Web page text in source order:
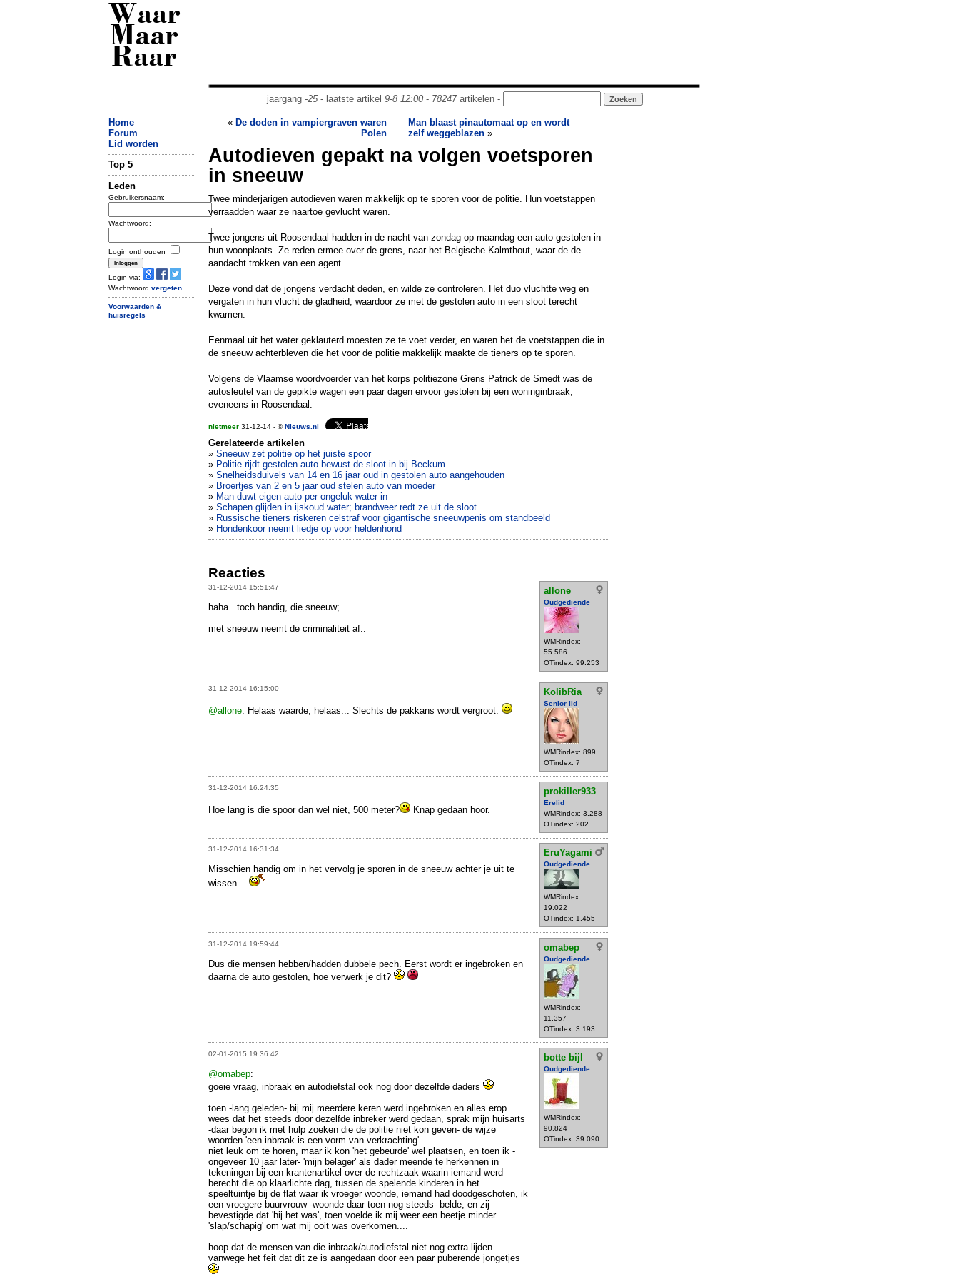
Waar
Maar
Raar
jaargang -25- laatste artikel 9-8 12:00- 78247artikelen -
Home
Forum
Lid worden
Top 5
Leden
Gebruikersnaam:
Wachtwoord:
Login onthouden
Login via:
Wachtwoord vergeten
Voorwaarden &
huisregels
« De doden in vampiergraven waren
Polen
Man blaast pinautomaat op en wordt
zelf weggeblazen »
Autodieven gepakt na volgen voetsporen
in sneeuw
Twee minderjarigen autodieven waren makkelijk op te sporen voor de politie. Hun voetstappen
verraadden waar ze naartoe gevlucht waren.
Twee jongens uit Roosendaal hadden in de nacht van zondag op maandag een auto gestolen in
hun woonplaats. Ze reden ermee over de grens, naar het Belgische Kalmthout, waar de de
aandacht trokken van een agent.
Deze vond dat de jongens verdacht deden, en wilde ze controleren. Het duo vluchtte weg en
vergaten in hun vlucht de gladheid, waardoor ze met de gestolen auto in een sloot terecht
kwamen.
Eenmaal uit het water geklauterd moesten ze te voet verder, en waren het de voetstappen die in
de sneeuw achterbleven die het voor de politie makkelijk maakte de tieners op te sporen.
Volgens de Vlaamse woordvoerder van het korps politiezone Grens Patrick de Smedt was de
autosleutel van de gepikte wagen een paar dagen ervoor gestolen bij een woninginbraak,
eveneens in Roosendaal.
nietmeer 31-12-14 - ©Nieuws.nl
Gerelateerde artikelen
» Sneeuw zet politie op het juiste spoor
» Politie rijdt gestolen auto bewust de sloot in bij Beckum
» Snelheidsduivels van 14 en 16 jaar oud in gestolen auto aangehouden
» Broertjes van 2 en 5 jaar oud stelen auto van moeder
» Man duwt eigen auto per ongeluk water in
» Schapen glijden in ijskoud water; brandweer redt ze uit de sloot
» Russische tieners riskeren celstraf voor gigantische sneeuwpenis om standbeeld
» Hondenkoor neemt liedje op voor heldenhond
Reacties
31-12-2014 15:51:47 allone
Oudgediende
WMRindex:
55.586
OTindex: 99.253
haha.. toch handig, die sneeuw;
met sneeuw neemt de criminaliteit af..
31-12-2014 16:15:00 KolibRia
Senior lid
WMRindex: 899
OTindex: 7
@allone: Helaas waarde, helaas... Slechts de pakkans wordt vergroot.
31-12-2014 16:24:35 prokiller933
Erelid
WMRindex: 3.288
OTindex: 202
Hoe lang is die spoor dan wel niet, 500 meter? Knap gedaan hoor.
31-12-2014 16:31:34 EruYagami
Oudgediende
WMRindex:
19.022
OTindex: 1.455
Misschien handig om in het vervolg je sporen in de sneeuw achter je uit te
wissen...
31-12-2014 19:59:44 omabep
Oudgediende
WMRindex:
11.357
OTindex: 3.193
Dus die mensen hebben/hadden dubbele pech. Eerst wordt er ingebroken en
daarna de auto gestolen, hoe verwerk je dit?
02-01-2015 19:36:42 botte bijl
Oudgediende
WMRindex:
90.824
OTindex: 39.090
@omabep:
goeie vraag, inbraak en autodiefstal ook nog door dezelfde daders
toen -lang geleden- bij mij meerdere keren werd ingebroken en alles erop
wees dat het steeds door dezelfde inbreker werd gedaan, sprak mijn huisarts
-daar begon ik met hulp zoeken die de politie niet kon geven- de wijze
woorden 'een inbraak is een vorm van verkrachting'....
niet leuk om te horen, maar ik kon 'het gebeurde' wel plaatsen, en toen ik -
ongeveer 10 jaar later- 'mijn belager' als dader meende te herkennen in
tekeningen bij een krantenartikel over de rechtzaak waarin iemand werd
berecht die op klaarlichte dag, tussen de spelende kinderen in het
speeltuintje bij de flat waar ik vroeger woonde, iemand had doodgeschoten, ik
een vroegere buurvrouw -woonde daar toen nog steeds- belde, en zij
bevestigde dat 'hij het was', toen voelde ik mij weer een beetje minder
'slap/schapig' om wat mij ooit was overkomen....
hoop dat de mensen van die inbraak/autodiefstal niet nog extra lijden
vanwege het feit dat dit ze is aangedaan door een paar puberende jongetjes